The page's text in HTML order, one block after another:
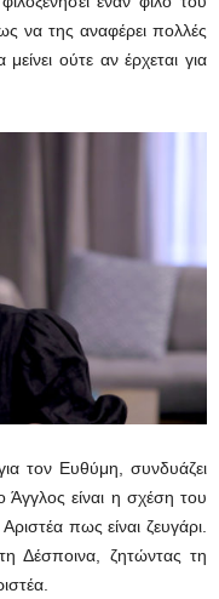
να της αναφέρει πολλές
ούτε αν έρχεται για
τον Ευθύμη, συνδυάζει
Άγγλος είναι η σχέση του
πως είναι ζευγάρι.
Δέσποινα, ζητώντας τη